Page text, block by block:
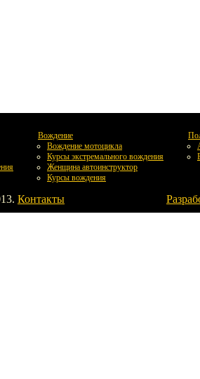
Вождение
Вождение мотоцикла
Курсы экстремального вождения
Женщина автоинструктор
Курсы вождения
Контакты